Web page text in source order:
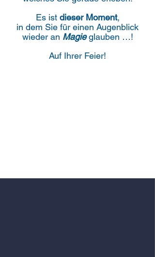
Es ist dieser Moment,
in dem Sie für einen Augenblick
wieder an Magieglauben …!
Auf Ihrer Feier!